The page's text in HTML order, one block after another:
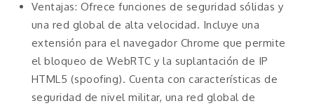
Ventajas: Ofrece funciones de seguridad sólidas y
una red global de alta velocidad. Incluye una
extensión para el navegador Chrome que permite
el bloqueo de WebRTC y la suplantación de IP
HTML5 (spoofing). Cuenta con características de
seguridad de nivel militar, una red global de